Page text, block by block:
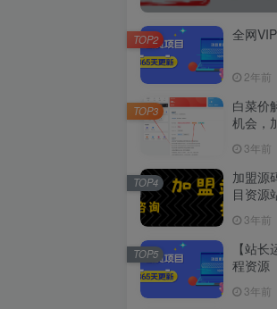
全网
2年前
TOP2
白菜价
机会，
3年前
TOP3
加盟源
目资源
3年前
TOP4
【站
程资源
3年前
TOP5